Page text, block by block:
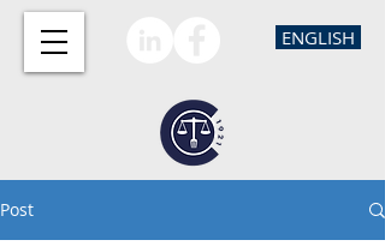
ENGLISH
Post